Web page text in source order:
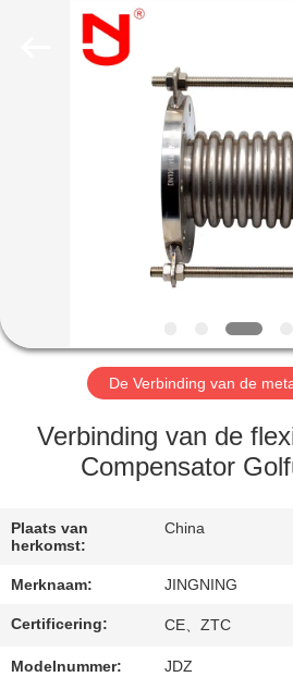
PRODUCTEN
ONGEVEER
FABRIEKSREIS
CONTACTEER
ONS
De Verbinding van de
Verbinding van de
Compensator
Plaats van
herkomst:
China
Merknaam: JINGNING
Certificering: CE、ZTC
Modelnummer: JDZ